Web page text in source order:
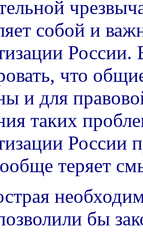
собой и
России.
что
и для
таких
России
теряет
бы